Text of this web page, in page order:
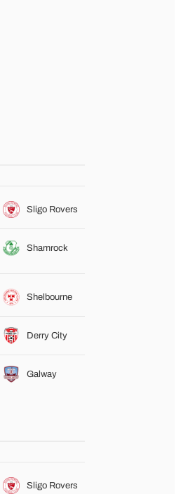
Sligo Rovers
Shamrock
Shelbourne
Derry City
Galway
Sligo Rovers